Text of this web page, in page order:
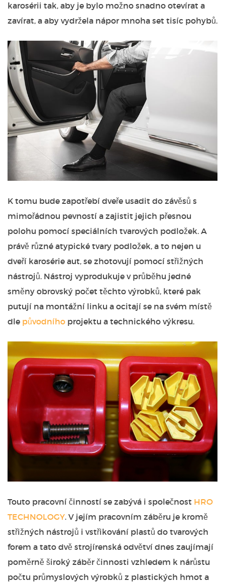
karosérii tak, aby je bylo možno snadno otevírat a
zavírat, a aby vydržela nápor mnoha set tisíc pohybů.
K tomu bude zapotřebí dveře usadit do závěsů s
mimořádnou pevností a zajistit jejich přesnou
polohu pomocí speciálních tvarových podložek. A
právě různé atypické tvary podložek, a to nejen u
dveří karosérie aut, se zhotovují pomocí střižných
nástrojů. Nástroj vyprodukuje v průběhu jedné
směny obrovský počet těchto výrobků, které pak
putují na montážní linku a ocitají se na svém místě
dle původního projektu a technického výkresu.
Touto pracovní činností se zabývá i společnost HRO
TECHNOLOGY. V jejím pracovním záběru je kromě
střižných nástrojů i vstřikování plastů do tvarových
forem a tato dvě strojírenská odvětví dnes zaujímají
poměrně široký záběr činnosti vzhledem k nárůstu
počtu průmyslových výrobků z plastických hmot a